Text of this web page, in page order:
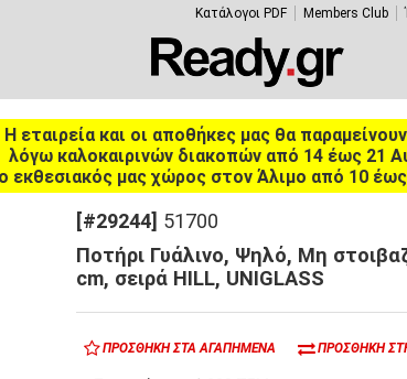
Κατάλογοι PDF Members Club
Η εταιρεία και οι αποθήκες μας θα
λόγω καλοκαιρινών διακοπών από 14 έως 21
εκθεσιακός μας χώρος στον Άλιμο από 10
[#29244] 51700
Ποτήρι Γυάλινο, Ψηλό, Μη
cm, σειρά HILL, UNIGLASS
ΠΡΟΣΘΉΚΗ ΣΤΑ ΑΓΑΠΗΜΈΝΑ ΠΡΟΣΘΉΚΗ